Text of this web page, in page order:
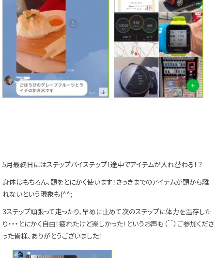
5月最終日にはステップバイステップ！途中でアイテムが入れ替わる！？
身体はもちろん、頭をとにかく使います！さっきまでのアイテムが頭から離
れないという現象も(^^;
3ステップ頑張って走ったり、早めに止めて次のステップに体力を温存した
り・・・とにかく自由！疲れたけど楽しかった！というお声も（＾＾）ご参加くださ
った皆様、ありがとうございました！